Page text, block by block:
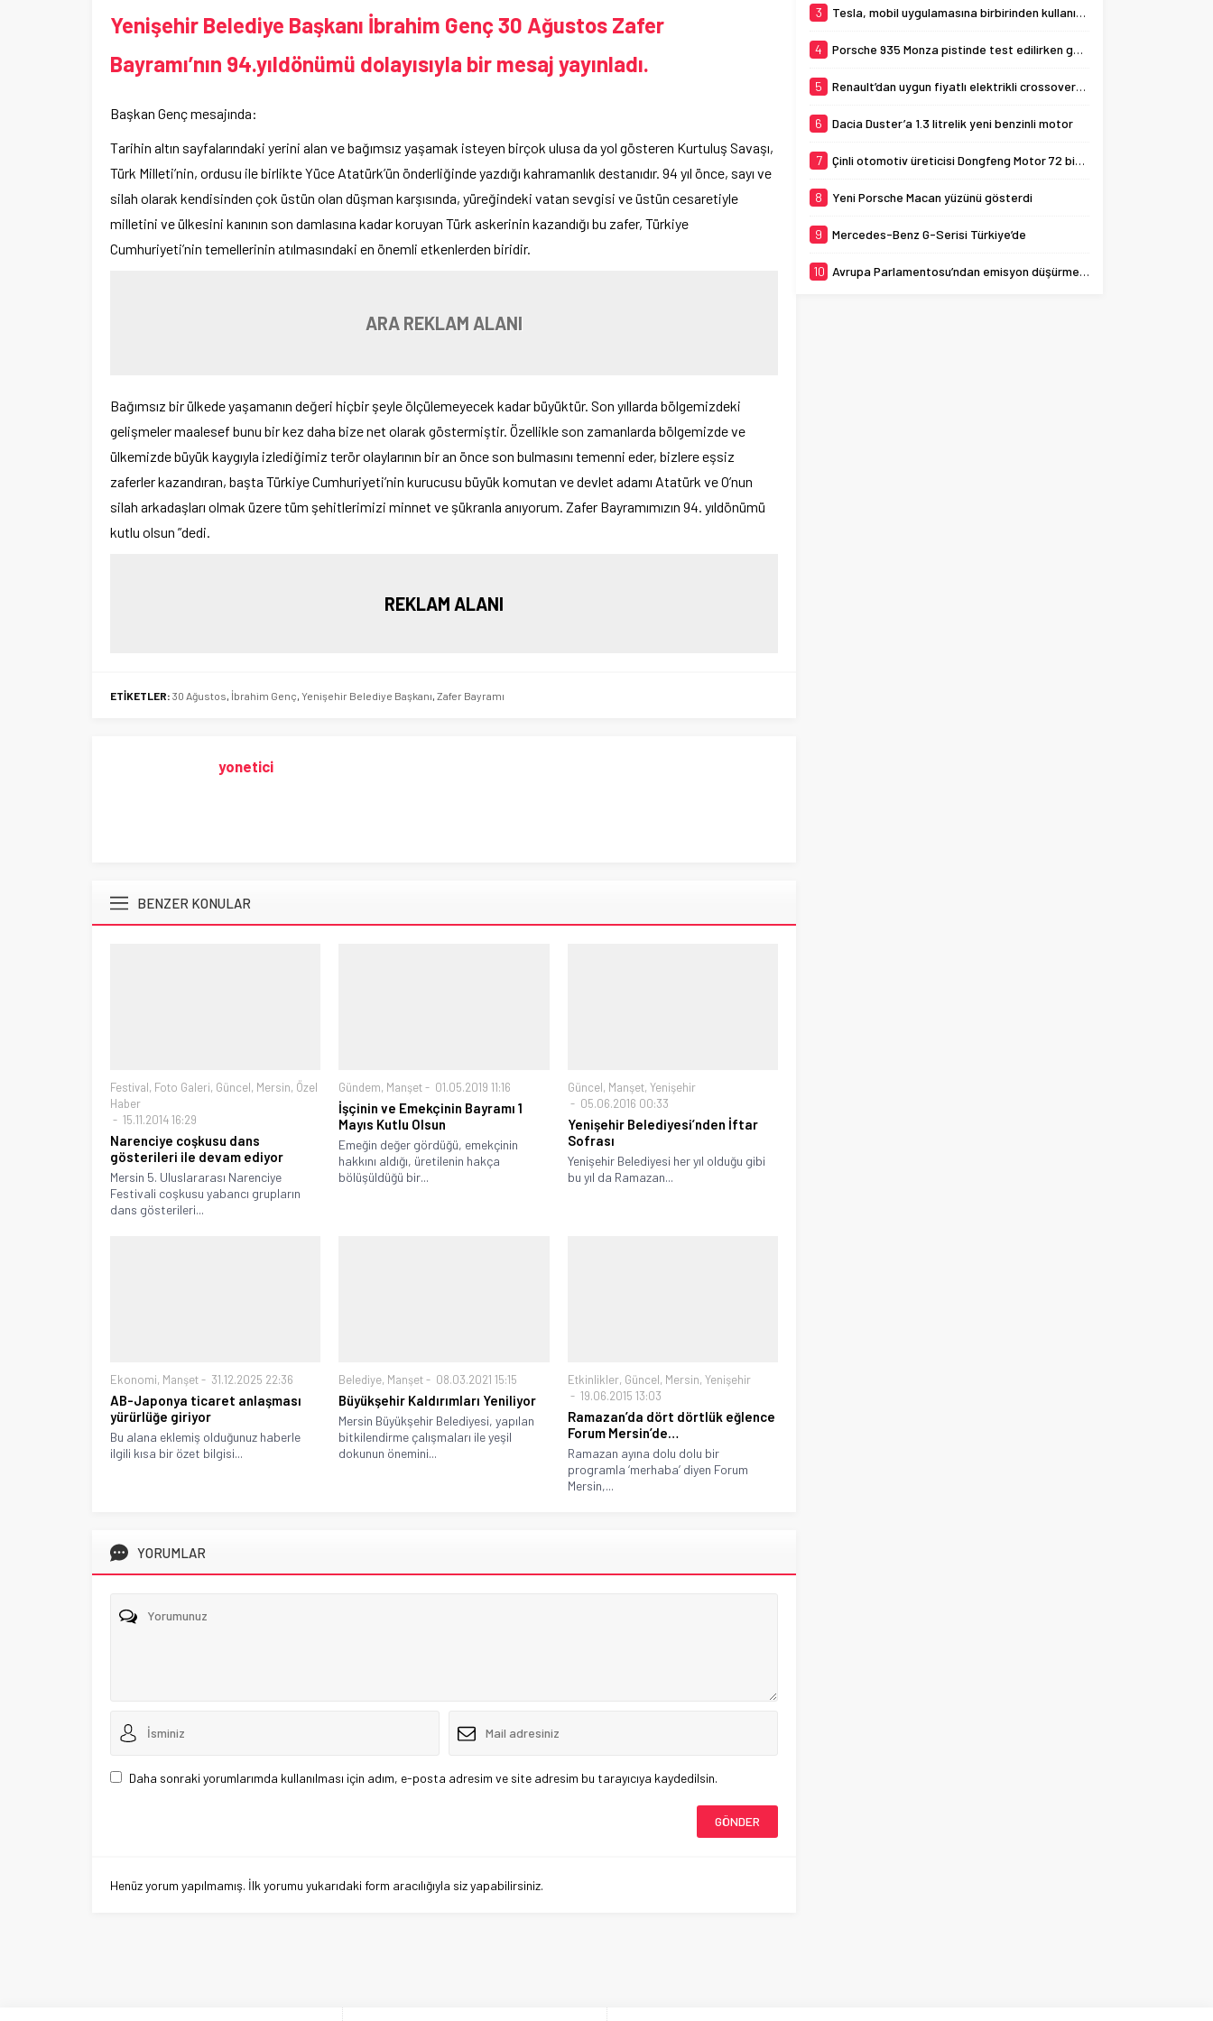
Yenişehir Belediye Başkanı İbrahim Genç 30 Ağustos Zafer
Bayramı’nın 94.yıldönümü dolayısıyla bir mesaj yayınladı.
Başkan Genç mesajında:
Tarihin altın sayfalarındaki yerini alan ve bağımsız yaşamak isteyen birçok ulusa da yol gösteren Kurtuluş Savaşı,
Türk Milleti’nin, ordusu ile birlikte Yüce Atatürk’ün önderliğinde yazdığı kahramanlık destanıdır. 94 yıl önce, sayı ve
silah olarak kendisinden çok üstün olan düşman karşısında, yüreğindeki vatan sevgisi ve üstün cesaretiyle
milletini ve ülkesini kanının son damlasına kadar koruyan Türk askerinin kazandığı bu zafer, Türkiye
Cumhuriyeti’nin temellerinin atılmasındaki en önemli etkenlerden biridir.
ARA REKLAM ALANI
Bağımsız bir ülkede yaşamanın değeri hiçbir şeyle ölçülemeyecek kadar büyüktür. Son yıllarda bölgemizdeki
gelişmeler maalesef bunu bir kez daha bize net olarak göstermiştir. Özellikle son zamanlarda bölgemizde ve
ülkemizde büyük kaygıyla izlediğimiz terör olaylarının bir an önce son bulmasını temenni eder, bizlere eşsiz
zaferler kazandıran, başta Türkiye Cumhuriyeti’nin kurucusu büyük komutan ve devlet adamı Atatürk ve O’nun
silah arkadaşları olmak üzere tüm şehitlerimizi minnet ve şükranla anıyorum. Zafer Bayramımızın 94. yıldönümü
kutlu olsun ”dedi.
REKLAM ALANI
ETİKETLER: 30 Ağustos, İbrahim Genç, Yenişehir Belediye Başkanı, Zafer Bayramı
yonetici
BENZER KONULAR
Festival, Foto Galeri, Güncel, Mersin, Özel
Haber
15.11.2014 16:29
Narenciye coşkusu dans
gösterileri ile devam ediyor
Mersin 5. Uluslararası Narenciye
Festivali coşkusu yabancı grupların
dans gösterileri...
Gündem, Manşet 01.05.2019 11:16
İşçinin ve Emekçinin Bayramı 1
Mayıs Kutlu Olsun
Emeğin değer gördüğü, emekçinin
hakkını aldığı, üretilenin hakça
bölüşüldüğü bir...
Güncel, Manşet, Yenişehir
05.06.2016 00:33
Yenişehir Belediyesi’nden İftar
Sofrası
Yenişehir Belediyesi her yıl olduğu gibi
bu yıl da Ramazan...
Ekonomi, Manşet 31.12.2025 22:36
AB-Japonya ticaret anlaşması
yürürlüğe giriyor
Bu alana eklemiş olduğunuz haberle
ilgili kısa bir özet bilgisi...
Belediye, Manşet 08.03.2021 15:15
Büyükşehir Kaldırımları Yeniliyor
Mersin Büyükşehir Belediyesi, yapılan
bitkilendirme çalışmaları ile yeşil
dokunun önemini...
Etkinlikler, Güncel, Mersin, Yenişehir
19.06.2015 13:03
Ramazan’da dört dörtlük eğlence
Forum Mersin’de…
Ramazan ayına dolu dolu bir
programla ‘merhaba’ diyen Forum
Mersin,...
YORUMLAR
Daha sonraki yorumlarımda kullanılması için adım, e-posta adresim ve site adresim bu tarayıcıya kaydedilsin.
Henüz yorum yapılmamış. İlk yorumu yukarıdaki form aracılığıyla siz yapabilirsiniz.
3 Tesla, mobil uygulamasına birbirinden kullanışlı 3 yeni özellik ekledi
4 Porsche 935 Monza pistinde test edilirken görüldü
5 Renault’dan uygun fiyatlı elektrikli crossover: Renault K-ZE
6 Dacia Duster’a 1.3 litrelik yeni benzinli motor
7 Çinli otomotiv üreticisi Dongfeng Motor 72 bin aracı geri çağırıyor
8 Yeni Porsche Macan yüzünü gösterdi
9 Mercedes-Benz G-Serisi Türkiye’de
10 Avrupa Parlamentosu’ndan emisyon düşürme adımı